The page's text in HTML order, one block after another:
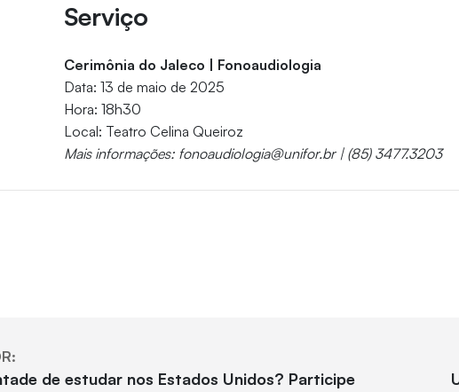
Serviço
Cerimônia do Jaleco | Fonoaudiologia
Data: 13 de maio de 2025
Hora: 18h30
Local: Teatro Celina Queiroz
Mais informações: fonoaudiologia@unifor.br | (85) 3477.3203
de estudar nos Estados Unidos? Participe